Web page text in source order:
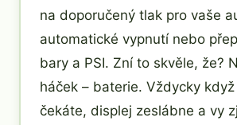
na doporučený tlak pro vaše
automatické vypnutí nebo
bary a PSI. Zní to skvěle, že?
háček – baterie. Vždycky
čekáte, displej zeslábne a vy